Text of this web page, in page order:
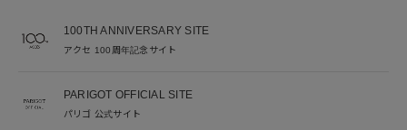
100TH ANNIVERSARY SITE
アクセ 100周年記念サイト
PARIGOT OFFICIAL SITE
パリゴ 公式サイト